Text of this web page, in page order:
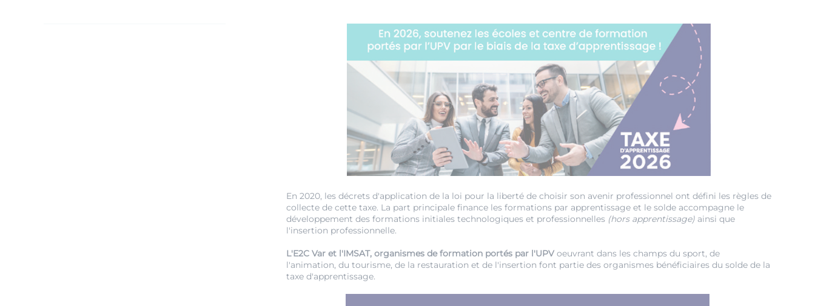
En 2020, les décrets d'application de la loi pour la liberté de choisir son avenir professionnel ont défini les règles de
collecte de cette taxe. La part principale finance les formations par apprentissage et le solde accompagne le
développement des formations initiales technologiques et professionnelles (hors apprentissage) ainsi que
l'insertion professionnelle.
L'E2C Var et l'IMSAT, organismes de formation portés par l'UPV oeuvrant dans les champs du sport, de
l'animation, du tourisme, de la restauration et de l'insertion font partie des organismes bénéficiaires du solde de la
taxe d'apprentissage.